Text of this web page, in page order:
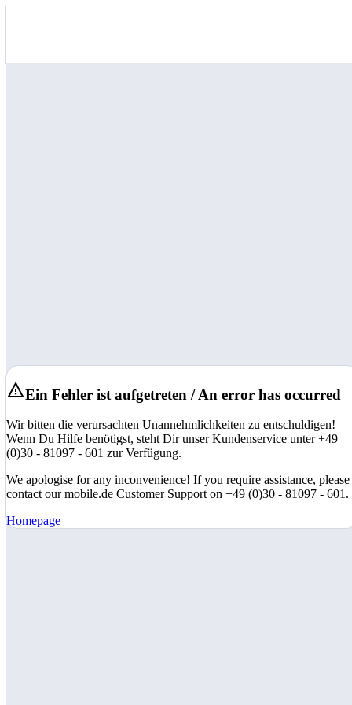
Ein Fehler ist aufgetreten / An error has occurred
Wir bitten die verursachten Unannehmlichkeiten zu entschuldigen!
Wenn Du Hilfe benötigst, steht Dir unser Kundenservice unter +49
(0)30 - 81097 - 601 zur Verfügung.
We apologise for any inconvenience! If you require assistance, please
contact our mobile.de Customer Support on +49 (0)30 - 81097 - 601.
Homepage